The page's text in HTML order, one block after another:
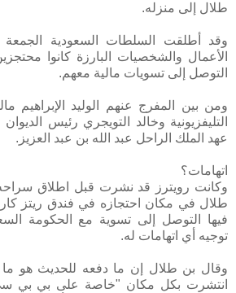
طلال إلى منزله.
وقد أطلقت السلطات السعودية
الأعمال والشخصيات البارزة كانوا
التوصل إلى تسويات مالية معهم.
ومن بين المفرج عنهم الوليد
التليفزيونية وخالد التويجري رئيس
عهد الملك الراحل عبد الله بن عبد العزيز.
اتهامات؟
وكانت رويترز قد نشرت قبل اطلاق
طلال في مكان احتجازه في فندق ريتز
فيها التوصل إلى تسوية مع الحكومة
توجيه أي اتهامات له.
وقال بن طلال إن ما دفعه للحديث هو ما
انتشرت بكل مكان "خاصة على بي بي